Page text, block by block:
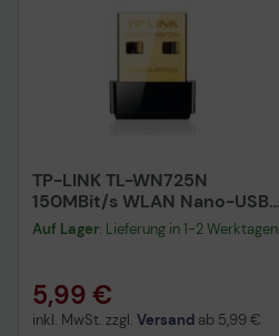
TP-LINK TL-WN725N
150MBit/s WLAN Nano-USB-
Adapter
Auf Lager: Lieferung in 1-2 Werktagen
5,99 €
inkl. MwSt. zzgl. Versand ab 5,99 €